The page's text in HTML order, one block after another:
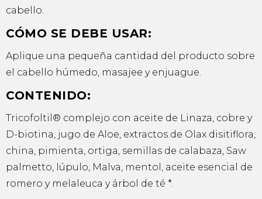
cabello.
CÓMO SE DEBE USAR:
Aplique una pequeña cantidad del producto sobre
el cabello húmedo, masajee y enjuague.
CONTENIDO:
Tricofoltil® complejo con aceite de Linaza, cobre y
D-biotina, jugo de Aloe, extractos de Olax disitiflora,
china, pimienta, ortiga, semillas de calabaza, Saw
palmetto, lúpulo, Malva, mentol, aceite esencial de
romero y melaleuca y árbol de té *.